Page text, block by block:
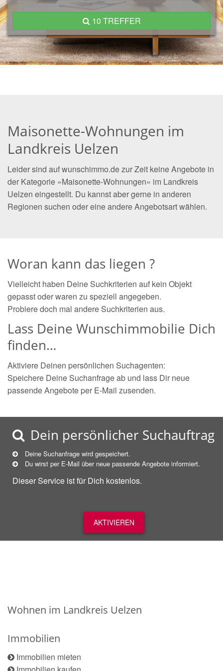
10 TREFFER
Maisonette-Wohnungen im
Landkreis Uelzen
Leider sind auf wunschimmo.de zur Zeit keine Angebote in
der Kategorie »Maisonette-Wohnungen« im Landkreis
Uelzen eingestellt. Du kannst aber gerne in anderen
Regionen suchen oder eine andere Angebotsart wählen.
Woran kann das liegen ?
Vielleicht haben Deine Suchkriterien auf kein Objekt
gepasst oder waren zu speziell angegeben.
Probiere doch mal andere Suchkriterien aus.
Lass Deine Wunschimmobilie Dich
finden…
Aktiviere Deinen persönlichen Suchagenten:
Speichere Deine Suchanfrage ab und lass Dir neue
passende Angebote per E-Mail zusenden.
Dein persönlicher Suchauftrag
Deine Suchanfrage wird gespeichert.
Du wirst per E-Mail über neue passende Angebote informiert.
Dieser Service ist für Dich kostenlos.
AKTIVIEREN
Wohnen im Landkreis Uelzen
Immobilien
Immobilien mieten